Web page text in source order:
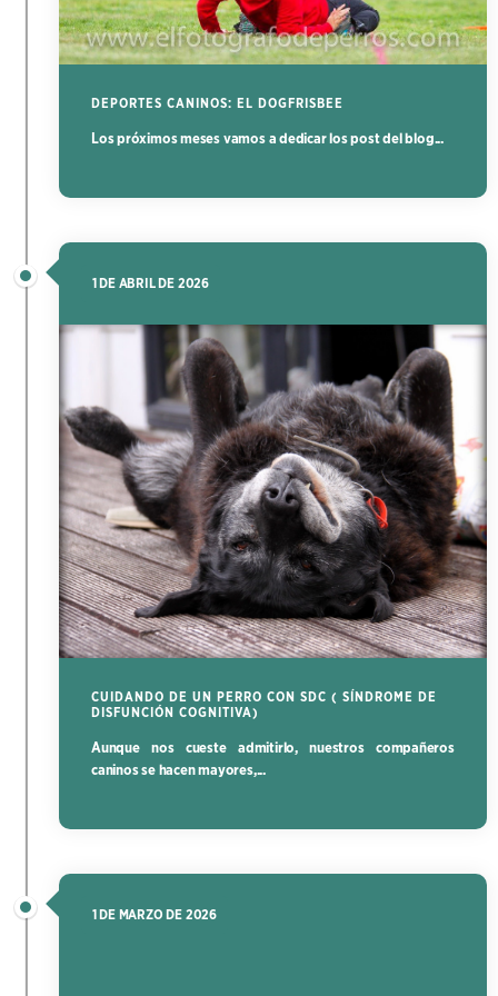
DEPORTES CANINOS: EL DOGFRISBEE
Los próximos meses vamos a dedicar los post del blog...
1 DE ABRIL DE 2026
CUIDANDO DE UN PERRO CON SDC ( SÍNDROME DE
DISFUNCIÓN COGNITIVA)
Aunque nos cueste admitirlo, nuestros compañeros
caninos se hacen mayores,...
1 DE MARZO DE 2026